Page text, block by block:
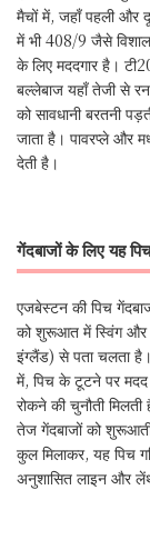
मैचों में, जहाँ पहली और
में भी 408/9 जैसे
के लिए मददगार है।
बल्लेबाज यहाँ तेजी से
को सावधानी बरतनी
जाता है। पावरप्ले और
देती है।
गेंदबाजों के लिए यह पिच
एजबेस्टन की पिच
को शुरूआत में स्विंग और
इंग्लैंड) से पता चलता है।
में, पिच के टूटने पर
रोकने की चुनौती
तेज गेंदबाजों को
कुल मिलाकर, यह पिच
अनुशासित लाइन और